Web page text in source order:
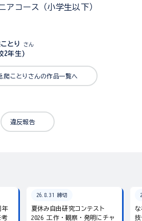
アコース（小学生以下）
とり さん
2年生)
爬ことりさんの作品一覧へ
違反報告
年
考
26.8.31 締切
夏休み自由研究コンテスト
2026 工作・観察・発明にチャ
な
技